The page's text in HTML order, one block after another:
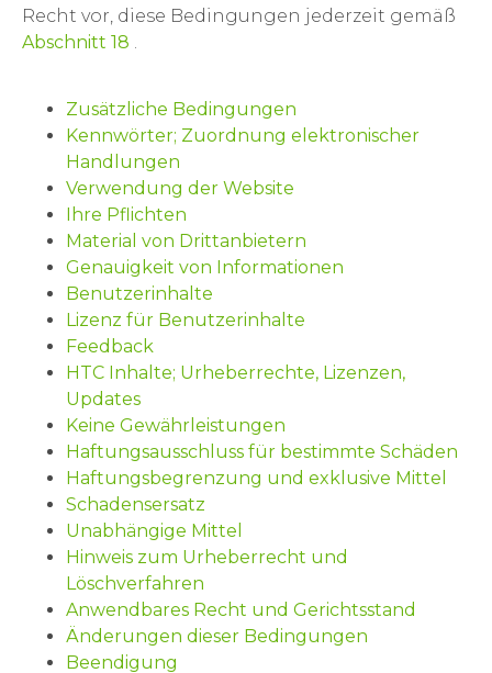
Recht vor, diese Bedingungen jederzeit gemäß
Abschnitt 18 .
Zusätzliche Bedingungen
Kennwörter; Zuordnung elektronischer
Handlungen
Verwendung der Website
Ihre Pflichten
Material von Drittanbietern
Genauigkeit von Informationen
Benutzerinhalte
Lizenz für Benutzerinhalte
Feedback
HTC Inhalte; Urheberrechte, Lizenzen,
Updates
Keine Gewährleistungen
Haftungsausschluss für bestimmte Schäden
Haftungsbegrenzung und exklusive Mittel
Schadensersatz
Unabhängige Mittel
Hinweis zum Urheberrecht und
Löschverfahren
Anwendbares Recht und Gerichtsstand
Änderungen dieser Bedingungen
Beendigung